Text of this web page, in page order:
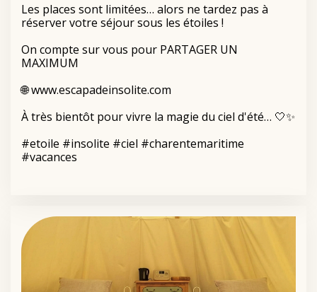
Les places sont limitées… alors ne tardez pas à
réserver votre séjour sous les étoiles !
On compte sur vous pour PARTAGER UN
MAXIMUM
🌐www.escapadeinsolite.com
À très bientôt pour vivre la magie du ciel d'été… 🤍✨
#etoile #insolite #ciel #charentemaritime
#vacances